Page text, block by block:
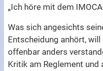
„Ich höre mit dem
Was sich angesichts
Entscheidung anhört,
offenbar anders
Kritik am Reglement und